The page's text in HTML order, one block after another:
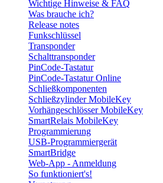
Wichtige Hinweise & FAQ
Was brauche ich?
Release notes
Funkschlüssel
Transponder
Schalttransponder
PinCode-Tastatur
PinCode-Tastatur Online
Schließkomponenten
Schließzylinder MobileKey
Vorhängeschlösser MobileKey
SmartRelais MobileKey
Programmierung
USB-Programmiergerät
SmartBridge
Web-App - Anmeldung
So funktioniert's!